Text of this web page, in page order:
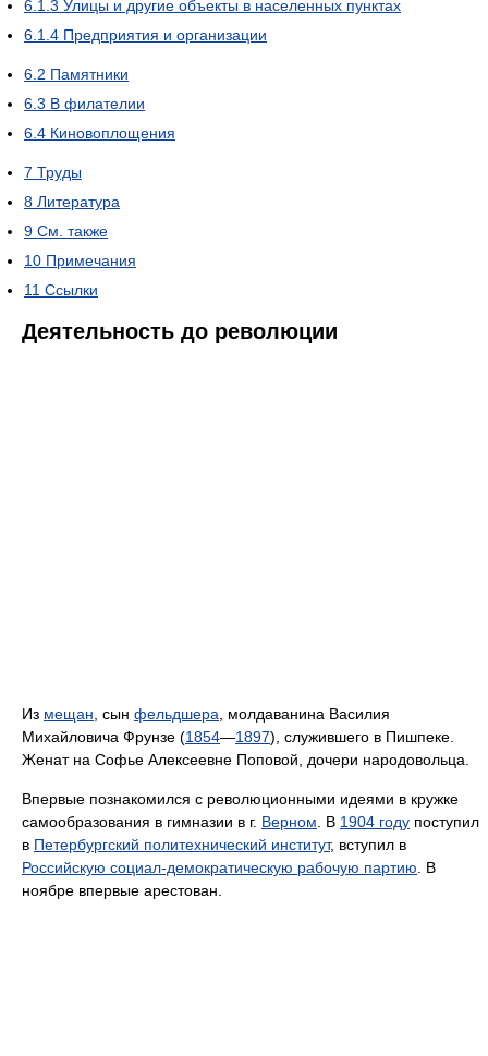
6.1.3 Улицы и другие объекты в населенных пунктах
6.1.4 Предприятия и организации
6.2 Памятники
6.3 В филателии
6.4 Киновоплощения
7 Труды
8 Литература
9 См. также
10 Примечания
11 Ссылки
Деятельность до революции
Из мещан , сын фельдшера , молдаванина Василия
Михайловича Фрунзе (1854—1897), служившего в Пишпеке.
Женат на Софье Алексеевне Поповой, дочери народовольца.
Впервые познакомился с революционными идеями в кружке
самообразования в гимназии в г. Верном . В 1904 году поступил
в Петербургский политехнический институт, вступил в
Российскую социал-демократическую рабочую партию . В
ноябре впервые арестован.